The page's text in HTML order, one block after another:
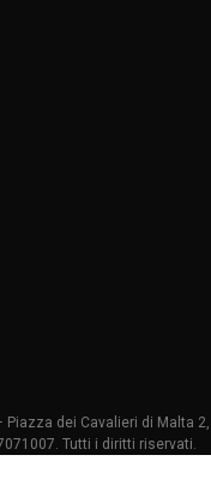
Piazza dei Cavalieri di Malta 2,
Tutti i diritti riservati.